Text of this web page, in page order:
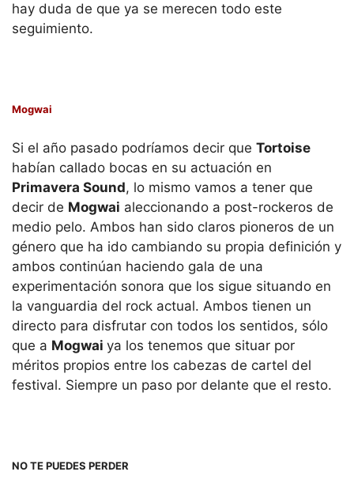
hay duda de que ya se merecen todo este
seguimiento.
Mogwai
Si el año pasado podríamos decir que Tortoise
habían callado bocas en su actuación en
Primavera Sound, lo mismo vamos a tener que
decir de Mogwai aleccionando a post-rockeros de
medio pelo. Ambos han sido claros pioneros de un
género que ha ido cambiando su propia definición y
ambos continúan haciendo gala de una
experimentación sonora que los sigue situando en
la vanguardia del rock actual. Ambos tienen un
directo para disfrutar con todos los sentidos, sólo
que a Mogwai ya los tenemos que situar por
méritos propios entre los cabezas de cartel del
festival. Siempre un paso por delante que el resto.
NO TE PUEDES PERDER